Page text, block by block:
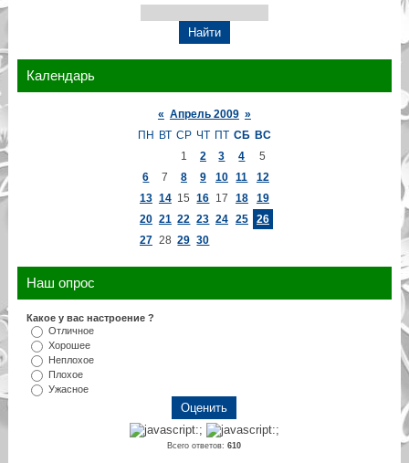
Календарь
« Апрель 2009 »
ПН ВТ СР ЧТ ПТ СБ ВС
1
2 3 4
5
6
7 8 9 10 11
12
13 14 15 16 17 18
19
20 21 22 23 24 25
26
27 28 29 30
Наш опрос
Какое у вас настроение ?
Отличное
Хорошее
Неплохое
Плохое
Ужасное
Всего ответов:610